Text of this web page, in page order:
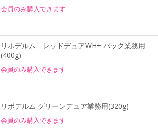
会員のみ購入できます
リポデルム レッドデュアWH+ パック業務用
(400g)
会員のみ購入できます
リポデルム グリーンデュア業務用(320g)
会員のみ購入できます